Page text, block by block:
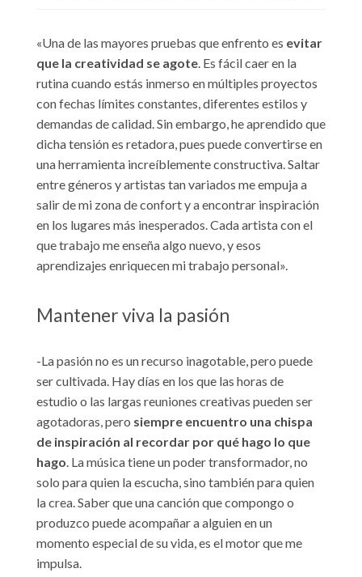
«Una de las mayores pruebas que enfrento es evitar
que la creatividad se agote . Es fácil caer en la
rutina cuando estás inmerso en múltiples proyectos
con fechas límites constantes, diferentes estilos y
demandas de calidad. Sin embargo, he aprendido que
dicha tensión es retadora, pues puede convertirse en
una herramienta increíblemente constructiva. Saltar
entre géneros y artistas tan variados me empuja a
salir de mi zona de confort y a encontrar inspiración
en los lugares más inesperados. Cada artista con el
que trabajo me enseña algo nuevo, y esos
aprendizajes enriquecen mi trabajo personal».
Mantener viva la pasión
-La pasión no es un recurso inagotable, pero puede
ser cultivada. Hay días en los que las horas de
estudio o las largas reuniones creativas pueden ser
agotadoras, pero siempre encuentro una chispa
de inspiración al recordar por qué hago lo que
hago. La música tiene un poder transformador, no
solo para quien la escucha, sino también para quien
la crea. Saber que una canción que compongo o
produzco puede acompañar a alguien en un
momento especial de su vida, es el motor que me
impulsa.